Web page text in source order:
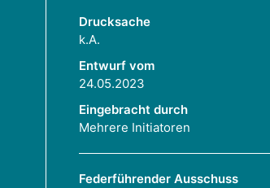
Drucksache
k.A.
Entwurf vom
24.05.2023
Eingebracht durch
Mehrere Initiatoren
Federführender Ausschuss